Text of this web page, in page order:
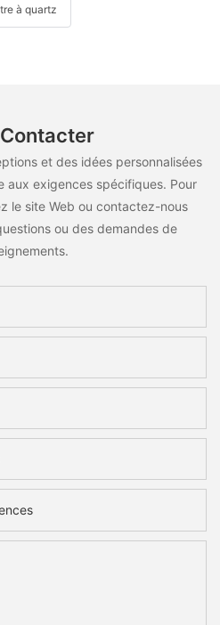
à quartz
et des idées personnalisées
aux exigences spécifiques. Pour
le site Web ou contactez-nous
ou des demandes de